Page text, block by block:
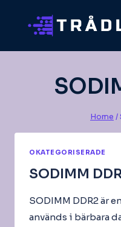
Home /
OKATEGORISERADE
SODIMM
SODIMM DDR2 är
används i bärbara